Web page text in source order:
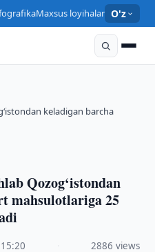
Maxsus loyihalar O'z
keladigan barcha
Qozog‘istondan
mahsulotlariga 25
15:20 2886 views